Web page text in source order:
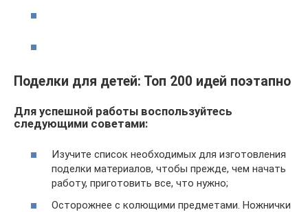
Поделки для детей: Топ 200 идей поэтапно
Для успешной работы воспользуйтесь
следующими советами:
Изучите список необходимых для изготовления
поделки материалов, чтобы прежде, чем начать
работу, приготовить все, что нужно;
Осторожнее с колющими предметами. Ножнички